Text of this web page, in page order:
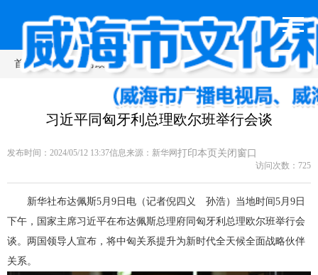
首页>新闻动态> 时政要闻
习近平同匈牙利总理欧尔班举行会谈
发布时间：2024/05/12 13:37信息来源： 新华网打印本页 关闭窗口
访问次数： 725
新华社布达佩斯5月9日电（记者倪四义 孙浩）当地时间5月9日
下午，国家主席习近平在布达佩斯总理府同匈牙利总理欧尔班举行会
谈。两国领导人宣布，将中匈关系提升为新时代全天候全面战略伙伴
关系。